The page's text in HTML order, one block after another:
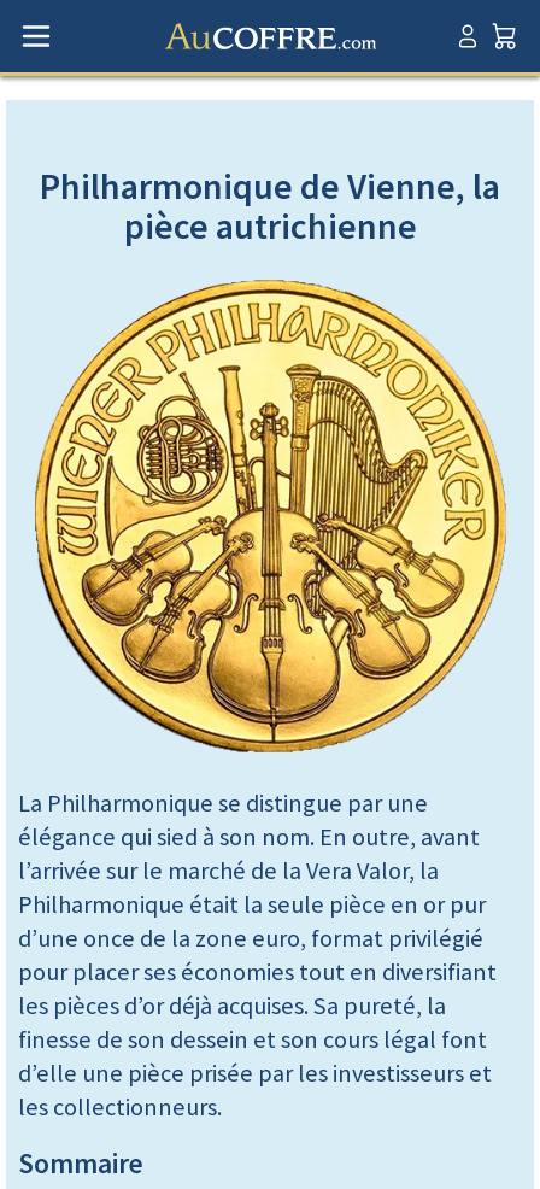
Philharmonique de Vienne, la
pièce autrichienne
La Philharmonique se distingue par une
élégance qui sied à son nom. En outre, avant
l’arrivée sur le marché de la Vera Valor, la
Philharmonique était la seule pièce en or pur
d’une once de la zone euro, format privilégié
pour placer ses économies tout en diversifiant
les pièces d’or déjà acquises. Sa pureté, la
finesse de son dessein et son cours légal font
d’elle une pièce prisée par les investisseurs et
les collectionneurs.
Sommaire